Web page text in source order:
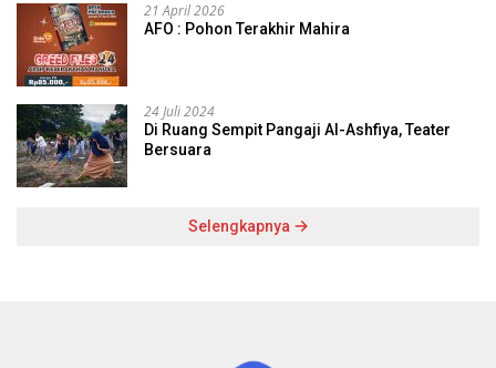
21 April 2026
AFO : Pohon Terakhir Mahira
24 Juli 2024
Di Ruang Sempit Pangaji Al-Ashfiya, Teater
Bersuara
Selengkapnya